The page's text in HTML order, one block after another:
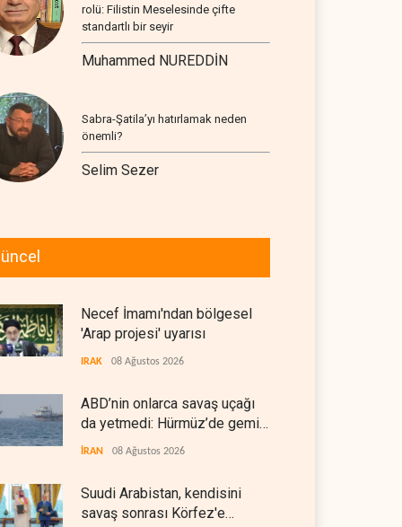
rolü: Filistin Meselesinde çifte
standartlı bir seyir
Muhammed NUREDDİN
Sabra-Şatila’yı hatırlamak neden
önemli?
Selim Sezer
Necef İmamı'ndan bölgesel
'Arap projesi' uyarısı
IRAK 08 Ağustos 2026
ABD’nin onlarca savaş uçağı
da yetmedi: Hürmüz’de gemi
vuruldu
İRAN 08 Ağustos 2026
Suudi Arabistan, kendisini
savaş sonrası Körfez'e